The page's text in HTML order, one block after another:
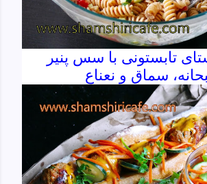
تابستونی با سس پنیر
سماق و نعناع